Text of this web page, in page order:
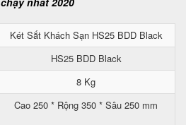
Két Sắt Khách Sạn HS25 BDD Black
HS25 BDD Black
8 Kg
Cao 250 * Rộng 350 * Sâu 250 mm